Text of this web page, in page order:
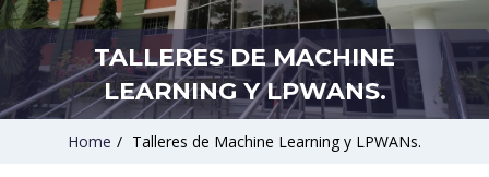
TALLERES DE MACHINE
LEARNING Y LPWANS.
Home / Talleres de Machine Learning y LPWANs.